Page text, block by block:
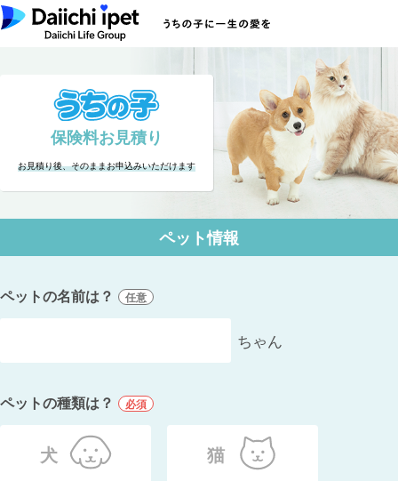
保険料お見積り
お見積り後、そのままお申込みいただけます
ペット情報
ペットの名前は？ 任意
ちゃん
ペットの種類は？ 必須
犬 猫